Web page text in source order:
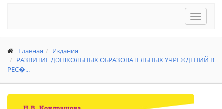
Toggle
Главная
Издания
РАЗВИТИЕ ДОШКОЛЬНЫХ ОБРАЗОВАТЕЛЬНЫХ УЧРЕЖДЕНИЙ В
РЕС�...